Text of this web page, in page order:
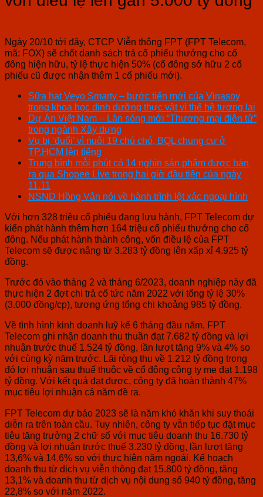
Ngày 20/10 tới đây, CTCP Viễn thông FPT (FPT Telecom,
mã: FOX) sẽ chốt danh sách trả cổ phiếu thưởng cho cổ
đông hiện hữu, tỷ lệ thực hiện 50% (cổ đông sở hữu 2 cổ
phiếu cũ được nhận thêm 1 cổ phiếu mới).
Sữa hạt Veyo Smarty – bước tiến mới của Vinasoy
trong khoa học dinh dưỡng thực vật vì thế hệ tương lai
Dự Án Việt Nam – Làn sóng mới “Thương mại điện tử”
trong ngành Xây dựng
Vụ bị ‘đuổi’ vì nuôi 19 chú chó, BQL chung cư ở
TP.HCM lên tiếng
Trung bình mỗi phút có 14 nghìn sản phẩm được bán
ra qua Shopee Live trong hai giờ đầu tiên của ngày
11.11
NSND Hồng Vân nói về hành trình lột xác ngoại hình
Với hơn 328 triệu cổ phiếu đang lưu hành, FPT Telecom dự
kiến phát hành thêm hơn 164 triệu cổ phiếu thưởng cho cổ
đông. Nếu phát hành thành công, vốn điều lệ của FPT
Telecom sẽ được nâng từ 3.283 tỷ đồng lên xấp xỉ 4.925 tỷ
đồng.
Trước đó vào tháng 2 và tháng 6/2023, doanh nghiệp này đã
thực hiện 2 đợt chi trả cổ tức năm 2022 với tổng tỷ lệ 30%
(3.000 đồng/cp), tương ứng tổng chi khoảng 985 tỷ đồng.
Về tình hình kinh doanh luỹ kế 6 tháng đầu năm, FPT
Telecom ghi nhận doanh thu thuần đạt 7.682 tỷ đồng và lợi
nhuận trước thuế 1.524 tỷ đồng, lần lượt tăng 9% và 4% so
với cùng kỳ năm trước. Lãi ròng thu về 1.212 tỷ đồng trong
đó lợi nhuận sau thuế thuộc về cổ đông công ty mẹ đạt 1.198
tỷ đồng. Với kết quả đạt được, công ty đã hoàn thành 47%
mục tiêu lợi nhuận cả năm đề ra.
FPT Telecom dự báo 2023 sẽ là năm khó khăn khi suy thoái
diễn ra trên toàn cầu. Tuy nhiên, công ty vẫn tiếp tục đặt mục
tiêu tăng trưởng 2 chữ số với mục tiêu doanh thu 16.730 tỷ
đồng và lợi nhuận trước thuế 3.230 tỷ đồng, lần lượt tăng
13,6% và 14,6% so với thực hiện năm ngoái. Kế hoạch
doanh thu từ dịch vụ viễn thông đạt 15.800 tỷ đồng, tăng
13,1% và doanh thu từ dịch vụ nội dung số 940 tỷ đồng, tăng
22,8% so với năm 2022.